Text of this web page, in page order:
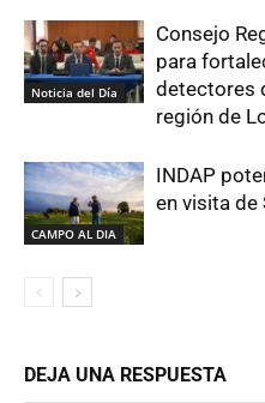
Noticia del Día
Consejo
para
detectores
región de
CAMPO AL DIA
INDAP
en visita de
DEJA UNA RESPUESTA